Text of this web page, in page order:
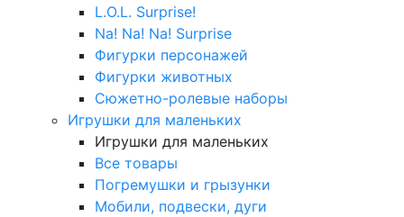
L.O.L. Surprise!
Na! Na! Na! Surprise
Фигурки персонажей
Фигурки животных
Сюжетно-ролевые наборы
Игрушки для маленьких
Игрушки для маленьких
Все товары
Погремушки и грызунки
Мобили, подвески, дуги